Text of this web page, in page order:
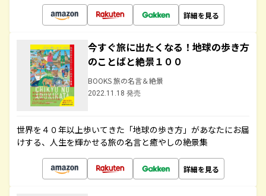
詳細を見る
今すぐ旅に出たくなる！地球の歩き方
のことばと絶景１００
BOOKS 旅の名言＆絶景
2022.11.18 発売
世界を４０年以上歩いてきた「地球の歩き方」があなたにお届
けする、人生を輝かせる旅の名言と癒やしの絶景集
詳細を見る